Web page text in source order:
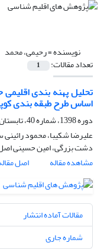
نویسنده =رحیمی، محمد
تعداد مقالات: 1
تحلیل پهنه بندی
اساس طرح طبقه بندی
دوره 1398، شماره 40، تابستان 1399، صفحه
علیرضا شکیبا، محمود
دشت بزرگی، امین حسینی
مشاهده مقاله
اصل
مقالات آماده انتشار
شماره جاری